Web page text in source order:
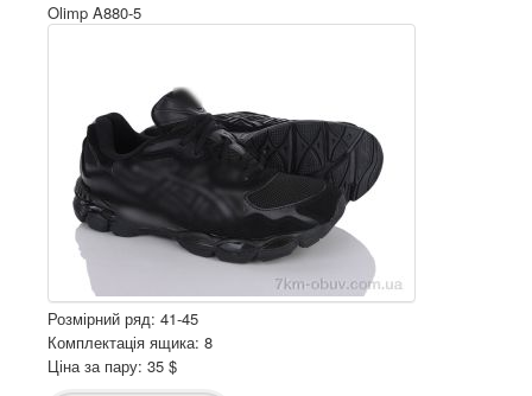
Olimp A880-5
Розмірний ряд: 41-45
Комплектація ящика: 8
Ціна за пару: 35 $